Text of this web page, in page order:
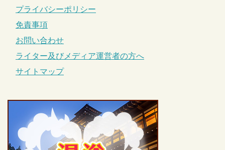
プライバシーポリシー
免責事項
お問い合わせ
ライター及びメディア運営者の方へ
サイトマップ